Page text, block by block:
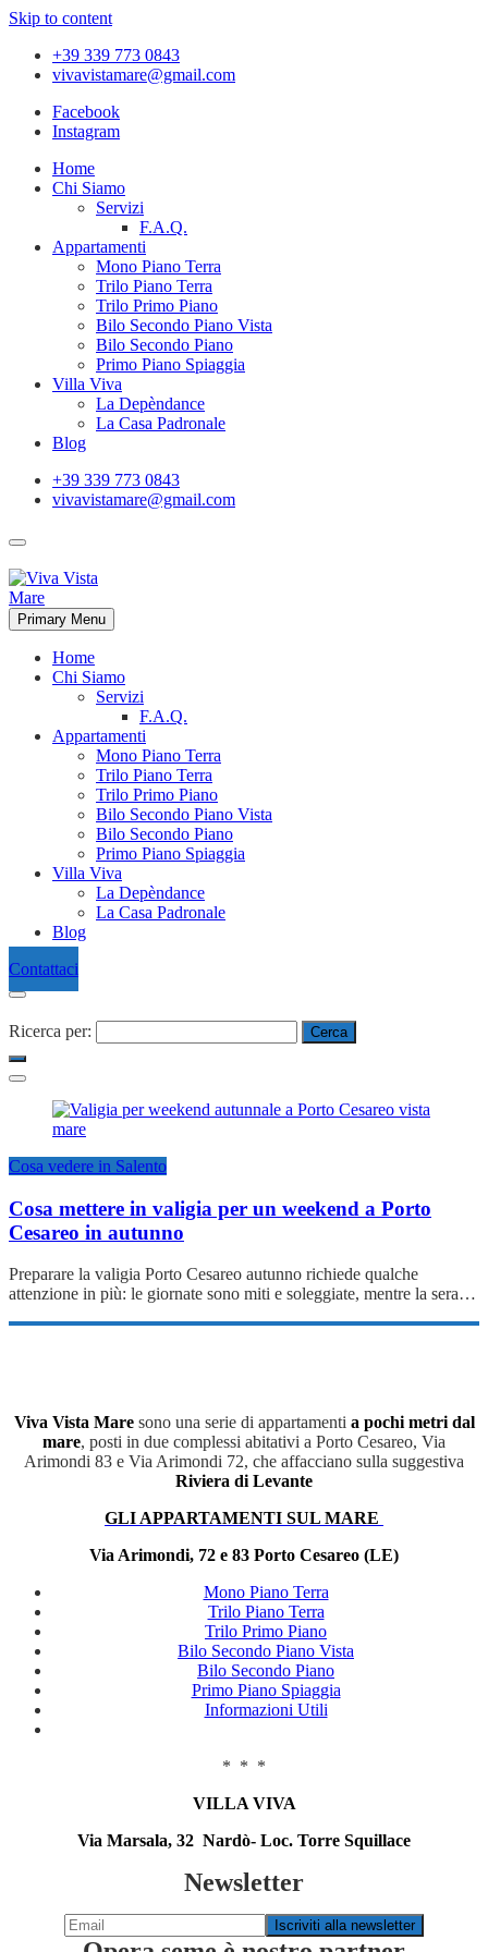
Skip to content
+39 339 773 0843
vivavistamare@gmail.com
Facebook
Instagram
Home
Chi Siamo
Servizi
F.A.Q.
Appartamenti
Mono Piano Terra
Trilo Piano Terra
Trilo Primo Piano
Bilo Secondo Piano Vista
Bilo Secondo Piano
Primo Piano Spiaggia
Villa Viva
La Depèndance
La Casa Padronale
Blog
+39 339 773 0843
vivavistamare@gmail.com
Primary Menu
Home
Chi Siamo
Servizi
F.A.Q.
Appartamenti
Mono Piano Terra
Trilo Piano Terra
Trilo Primo Piano
Bilo Secondo Piano Vista
Bilo Secondo Piano
Primo Piano Spiaggia
Villa Viva
La Depèndance
La Casa Padronale
Blog
Contattaci
Ricerca per:
Cosa vedere in Salento
Cosa mettere in valigia per un weekend a Porto
Cesareo in autunno
Preparare la valigia Porto Cesareo autunno richiede qualche
attenzione in più: le giornate sono miti e soleggiate, mentre la sera…
Viva Vista Maresono una serie di appartamenti a pochi metri dal
mare, posti in due complessi abitativi a Porto Cesareo, Via
Arimondi 83 e Via Arimondi 72, che affacciano sulla suggestiva
Riviera di Levante
GLI APPARTAMENTI SUL MARE
Via Arimondi, 72 e 83 Porto Cesareo (LE)
Mono Piano Terra
Trilo Piano Terra
Trilo Primo Piano
Bilo Secondo Piano Vista
Bilo Secondo Piano
Primo Piano Spiaggia
Informazioni Utili
* * *
VILLA VIVA
Via Marsala, 32 Nardò- Loc. Torre Squillace
Newsletter